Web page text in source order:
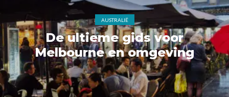
AUSTRALIË
De ultieme gids voor
Melbourne en omgeving